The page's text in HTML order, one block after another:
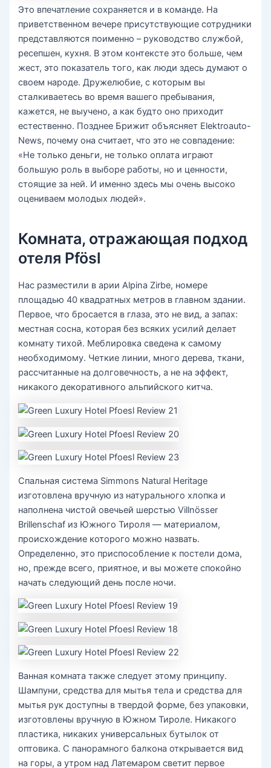
Это впечатление сохраняется и в команде. На
приветственном вечере присутствующие сотрудники
представляются поименно – руководство службой,
ресепшен, кухня. В этом контексте это больше, чем
жест, это показатель того, как люди здесь думают о
своем народе. Дружелюбие, с которым вы
сталкиваетесь во время вашего пребывания,
кажется, не выучено, а как будто оно приходит
естественно. Позднее Брижит объясняет Elektroauto-
News, почему она считает, что это не совпадение:
«Не только деньги, не только оплата играют
большую роль в выборе работы, но и ценности,
стоящие за ней. И именно здесь мы очень высоко
оцениваем молодых людей».
Комната, отражающая подход
отеля Pfösl
Нас разместили в арии Alpina Zirbe, номере
площадью 40 квадратных метров в главном здании.
Первое, что бросается в глаза, это не вид, а запах:
местная сосна, которая без всяких усилий делает
комнату тихой. Меблировка сведена к самому
необходимому. Четкие линии, много дерева, ткани,
рассчитанные на долговечность, а не на эффект,
никакого декоративного альпийского китча.
Спальная система Simmons Natural Heritage
изготовлена ​​вручную из натурального хлопка и
наполнена чистой овечьей шерстью Villnösser
Brillenschaf из Южного Тироля — материалом,
происхождение которого можно назвать.
Определенно, это приспособление к постели дома,
но, прежде всего, приятное, и вы можете спокойно
начать следующий день после ночи.
Ванная комната также следует этому принципу.
Шампуни, средства для мытья тела и средства для
мытья рук доступны в твердой форме, без упаковки,
изготовлены вручную в Южном Тироле. Никакого
пластика, никаких универсальных бутылок от
оптовика. С панорамного балкона открывается вид
на горы, а утром над Латемаром светит первое